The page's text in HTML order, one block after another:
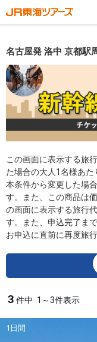
名古屋発 洛中 京都駅
この画面に表示する旅
た場合の大人1名様あ
本条件から変更した場
す。また、この商品は
の画面に表示する旅行
す。また、申込完了ま
お申込に直前に再度旅
3 件中 1～3件表示
1日間